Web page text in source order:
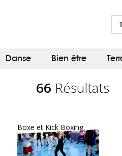
Danse Bien être
66 Résultats
Boxe et Kick Boxing